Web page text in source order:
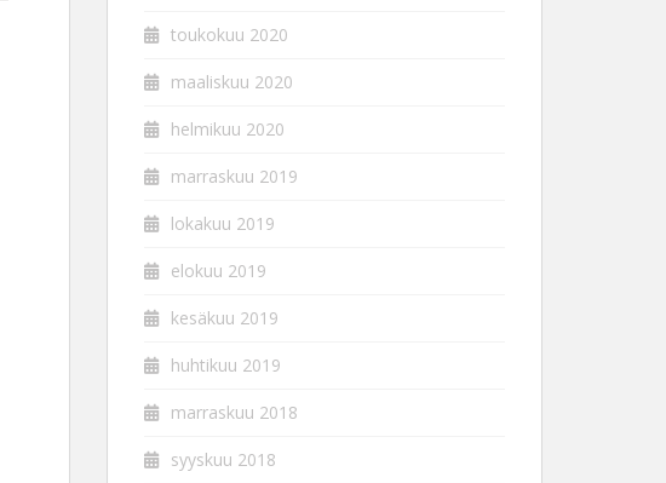
toukokuu 2020
maaliskuu 2020
helmikuu 2020
marraskuu 2019
lokakuu 2019
elokuu 2019
kesäkuu 2019
huhtikuu 2019
marraskuu 2018
syyskuu 2018